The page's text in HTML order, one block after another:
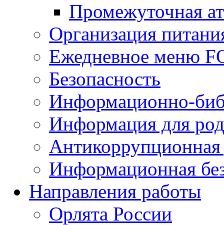
Промежуточная
Организация
Ежедневное меню
Безопасность
Информационно-
Информация для
Антикоррупционная
Информационная
Направления работы
Орлята России